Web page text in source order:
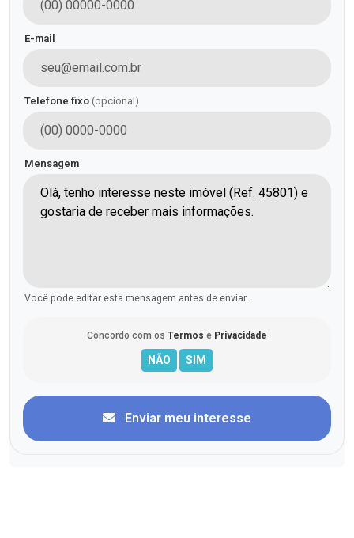
E-mail
Telefone fixo (opcional)
Mensagem
Você pode editar esta mensagem antes de enviar.
Concordo com os Termos e Privacidade
Enviar meu interesse